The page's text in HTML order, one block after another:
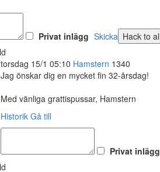
Privat inlägg Skicka
torsdag 15/1 05:10 Hamstern 1340
Jag önskar dig en mycket fin 32-årsdag!
Med vänliga grattispussar, Hamstern
Historik Gå till
Privat inlägg